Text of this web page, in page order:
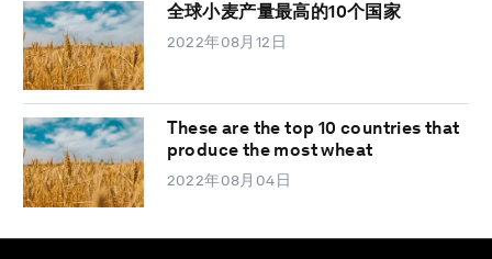
全球小麦产量最高的10个国家
2022年08月12日
These are the top 10 countries that
produce the most wheat
2022年08月04日